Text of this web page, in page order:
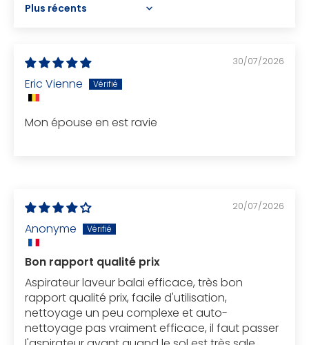
Sort by
30/07/2026
Eric Vienne
Mon épouse en est ravie
20/07/2026
Anonyme
Bon rapport qualité prix
Aspirateur laveur balai efficace, très bon
rapport qualité prix, facile d'utilisation,
nettoyage un peu complexe et auto-
nettoyage pas vraiment efficace, il faut passer